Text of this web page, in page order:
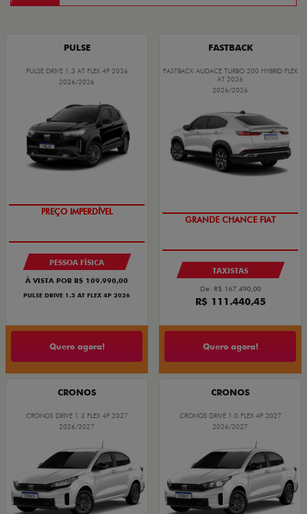
PULSE
PULSE DRIVE 1.3 AT FLEX 4P 2026
2026/2026
O SUV AUTOMÁTICO MAIS
PESSOA FÍSICA
À VISTA POR R$ 109.990,00
PULSE DRIVE 1.3 AT FLEX 4P 2026
Quero agora!
FASTBACK
FASTBACK AUDACE TURBO 200 HYBRID FLEX
AT 2026
2026/2026
OPORTUNIDADE
TAXISTAS
De: R$ 167.490,00
R$ 111.440,45
Quero agora!
CRONOS
CRONOS DRIVE 1.3 FLEX 4P 2027
2026/2027
CRONOS
CRONOS DRIVE 1.0 FLEX 4P 2027
2026/2027